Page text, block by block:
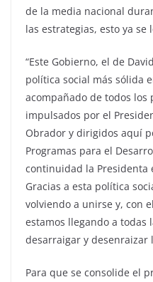
de la media nacional
las estrategias, esto ya se
“Este Gobierno, el de
política social más sólida
acompañado de todos los
impulsados por el
Obrador y dirigidos aquí
Programas para el
continuidad la Presidenta
Gracias a esta política
volviendo a unirse y, con
estamos llegando a todas
desarraigar y desenraizar
Para que se consolide el